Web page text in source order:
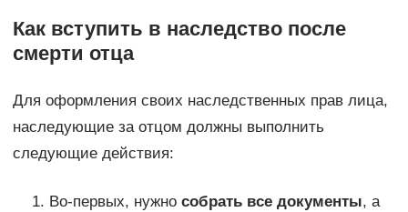
Как вступить в наследство после
смерти отца
Для оформления своих наследственных прав лица,
наследующие за отцом должны выполнить
следующие действия:
Во-первых, нужно собрать все документы, а